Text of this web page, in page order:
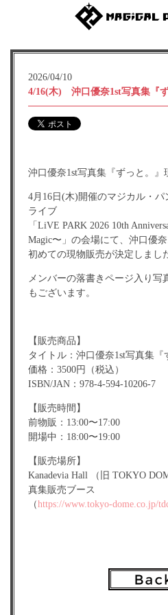
2026/04/10
4/16(木) 沖口優奈1st写真集『
沖口優奈1st写真集『ずっと。』
4月16日(木)開催のマジカル・
ライブ
「LiVE PARK 2026 10th
Magic〜」の会場にて、沖口優
初めての現物販売が決定しまし
メンバーの落書きページ入り写
もございます。
【販売商品】
タイトル：沖口優奈1st写真集『
価格：3500円（税込）
ISBN/JAN：978-4-594-10206-7
【販売時間】
前物販：13:00〜17:00
開場中：18:00〜19:00
【販売場所】
Kanadevia Hall （旧 TOKYO
真集販売ブース
（https://www.tokyo-dome.co.jp/
・メンバーランダムコメントペ